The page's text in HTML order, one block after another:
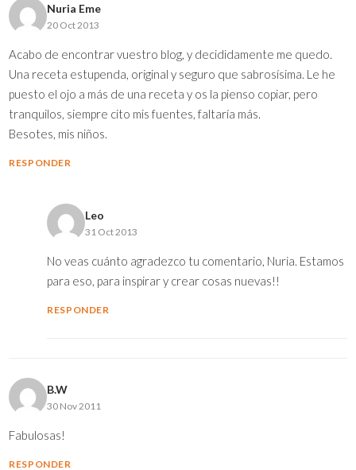
Nuria Eme
20 Oct 2013
Acabo de encontrar vuestro blog, y decididamente me quedo.
Una receta estupenda, original y seguro que sabrosísima. Le he
puesto el ojo a más de una receta y os la pienso copiar, pero
tranquilos, siempre cito mis fuentes, faltaría más.
Besotes, mis niños.
RESPONDER
Leo
31 Oct 2013
No veas cuánto agradezco tu comentario, Nuria. Estamos
para eso, para inspirar y crear cosas nuevas!!
RESPONDER
B.W
30 Nov 2011
Fabulosas!
RESPONDER